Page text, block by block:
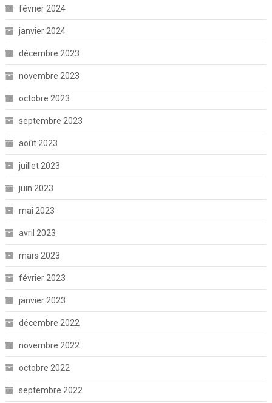
février 2024
janvier 2024
décembre 2023
novembre 2023
octobre 2023
septembre 2023
août 2023
juillet 2023
juin 2023
mai 2023
avril 2023
mars 2023
février 2023
janvier 2023
décembre 2022
novembre 2022
octobre 2022
septembre 2022